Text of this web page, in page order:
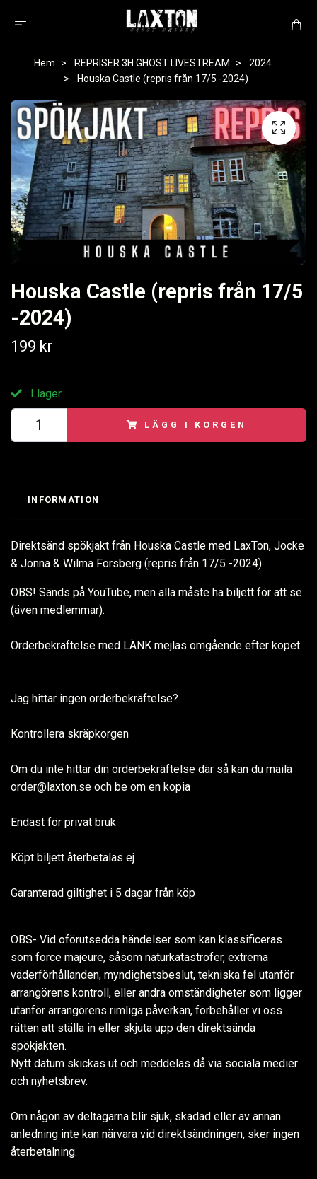
Hem REPRISER 3H GHOST LIVESTREAM
2024
Houska Castle (repris från 17/5 -2024)
Houska Castle (repris från 17/5
-2024)
199 kr
I lager.
LÄGG I KORGEN
INFORMATION
Direktsänd spökjakt från Houska Castle med LaxTon, Jocke
& Jonna & Wilma Forsberg (repris från 17/5 -2024).
OBS! Sänds på YouTube, men alla måste ha biljett för att se
(även medlemmar).
Orderbekräftelse med LÄNK mejlas omgående efter köpet.
Jag hittar ingen orderbekräftelse?
Kontrollera skräpkorgen
Om du inte hittar din orderbekräftelse där så kan du maila
order@laxton.se och be om en kopia
Endast för privat bruk
Köpt biljett återbetalas ej
Garanterad giltighet i 5 dagar från köp
OBS- Vid oförutsedda händelser som kan klassificeras
som force majeure, såsom naturkatastrofer, extrema
väderförhållanden, myndighetsbeslut, tekniska fel utanför
arrangörens kontroll, eller andra omständigheter som ligger
utanför arrangörens rimliga påverkan, förbehåller vi oss
rätten att ställa in eller skjuta upp den direktsända
spökjakten.
Nytt datum skickas ut och meddelas då via sociala medier
och nyhetsbrev.
Om någon av deltagarna blir sjuk, skadad eller av annan
anledning inte kan närvara vid direktsändningen, sker ingen
återbetalning.